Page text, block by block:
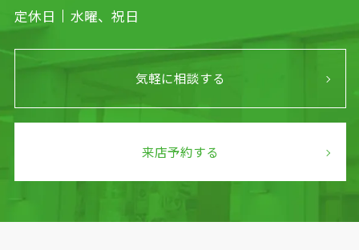
定休日
水曜、祝日
気軽に相談する
来店予約する